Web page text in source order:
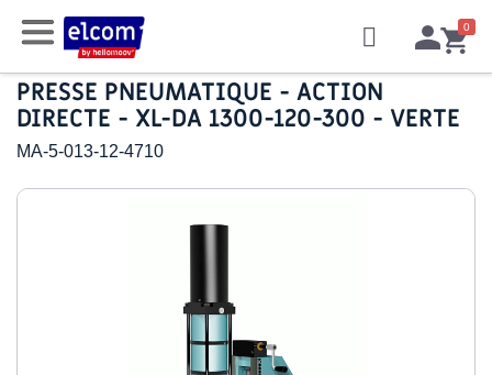
PRESSE PNEUMATIQUE - ACTION
DIRECTE - XL-DA 1300-120-300 - VERTE
MA-5-013-12-4710